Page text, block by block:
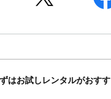
はお試しレンタルがおすす